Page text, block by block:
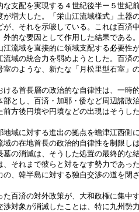
支配を実現する４世紀後半ー５世紀
増大した。「栄山江流域様式」土器
、それを示唆している。これは百済
的な要因として作用した結果である
流域を直接的に領域支配する必要性
域の統合力を弱めようとした。百済
のような、新たな「月松里型石室」
る首長層の政治的な自律性は、一時
とし、百済・加耶・倭など周辺諸政
方後円墳や円墳などの出現はそうし
域に対する進出の拠点を蟾津江西側
の在地首長の政治的自律性を制限し
の消滅は、そうした処置の最終的な
それまで彼らと対をなす勢力であっ
、韓半島に対する独自交渉の道を閉
百済の対外政策が、大和政権に集中
対象が消滅したことは、特に九州勢